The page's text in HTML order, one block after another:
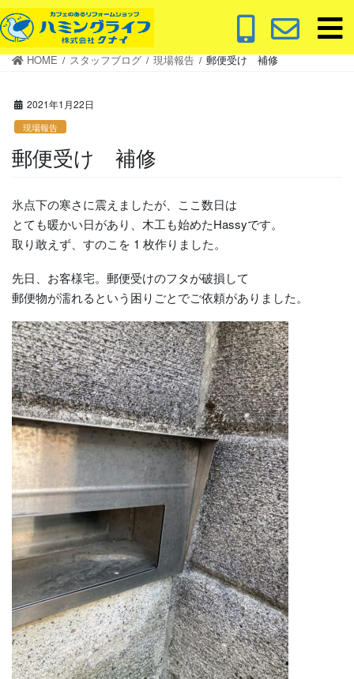
コ
ン
テ
ナ
ビ
ゲ
HOME スタッフブログ 現場報告 郵便受け 補修
2021年1月22日
現場報告
郵便受け 補修
氷点下の寒さに震えましたが、ここ数日は
とても暖かい日があり、木工も始めたHassyです。
取り敢えず、すのこを 1 枚作りました。
先日、お客様宅。郵便受けのフタが破損して
郵便物が濡れるという困りごとでご依頼がありました。